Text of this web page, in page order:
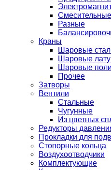
Смесительные
Разные
Краны
Шаровые
Шаровые
Шаровые
Прочее
Затворы
Вентили
Стальные
Чугунные
Из цветных
Редукторы
Прокладки для
Стопорные кольца
Воздухоотводчики
Комплектующие